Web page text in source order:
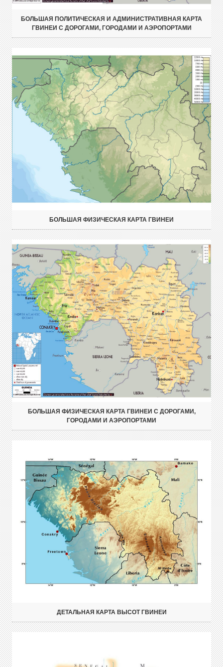
БОЛЬШАЯ ПОЛИТИЧЕСКАЯ И АДМИНИСТРАТИВНАЯ КАРТА
ГВИНЕИ С ДОРОГАМИ, ГОРОДАМИ И АЭРОПОРТАМИ
БОЛЬШАЯ ФИЗИЧЕСКАЯ КАРТА ГВИНЕИ
БОЛЬШАЯ ФИЗИЧЕСКАЯ КАРТА ГВИНЕИ С ДОРОГАМИ,
ГОРОДАМИ И АЭРОПОРТАМИ
ДЕТАЛЬНАЯ КАРТА ВЫСОТ ГВИНЕИ